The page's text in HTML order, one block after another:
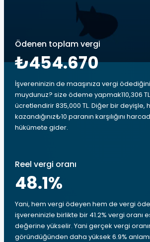
Ödenen toplam vergi
₺454.670
İşvereninizin de maaşınıza vergi
muydunuz? size ödeme yapmak110,306
ücretlendirir 835,000 TL. Diğer bir deyişle,
kazandığınız₺10 paranın karşılığını
hükümete gider.
Reel vergi oranı
48.1%
Yani, hem vergi ödeyen hem de vergi
işvereninizle birlikte bir 41.2% vergi oranı
değerine yükselir. Yani gerçek vergi
göründüğünden daha yüksek 6.9%